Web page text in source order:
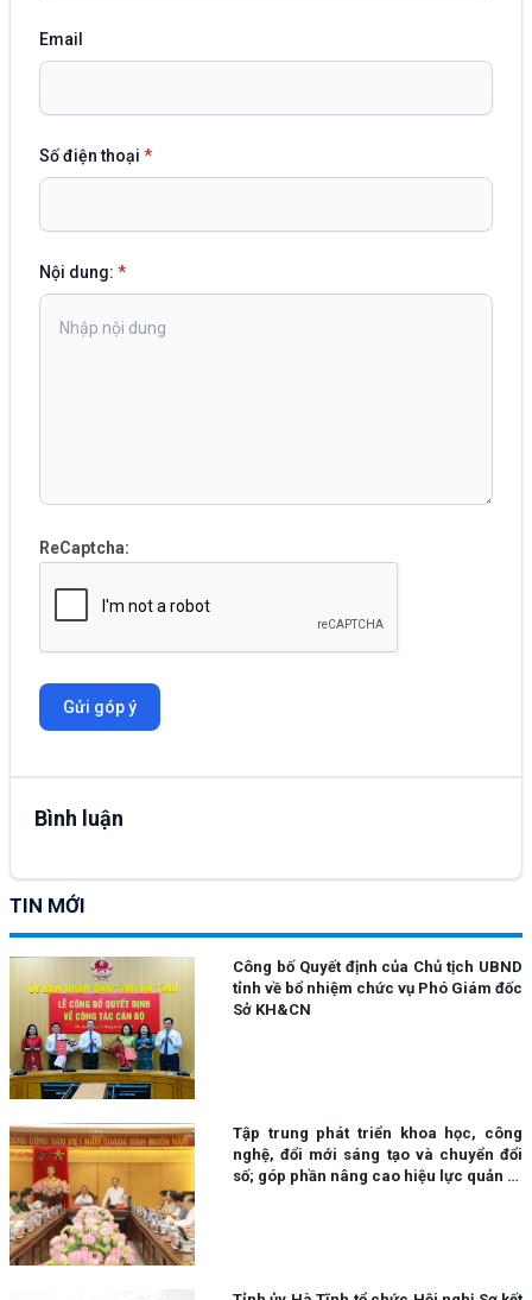
Email
Số điện thoại *
Nội dung: *
ReCaptcha:
Gửi góp ý
Bình luận
TIN MỚI
Công bố Quyết định của Chủ tịch UBND
tỉnh về bổ nhiệm chức vụ Phó Giám đốc
Sở KH&CN
Tập trung phát triển khoa học, công
nghệ, đổi mới sáng tạo và chuyển đổi
số; góp phần nâng cao hiệu lực quản trị